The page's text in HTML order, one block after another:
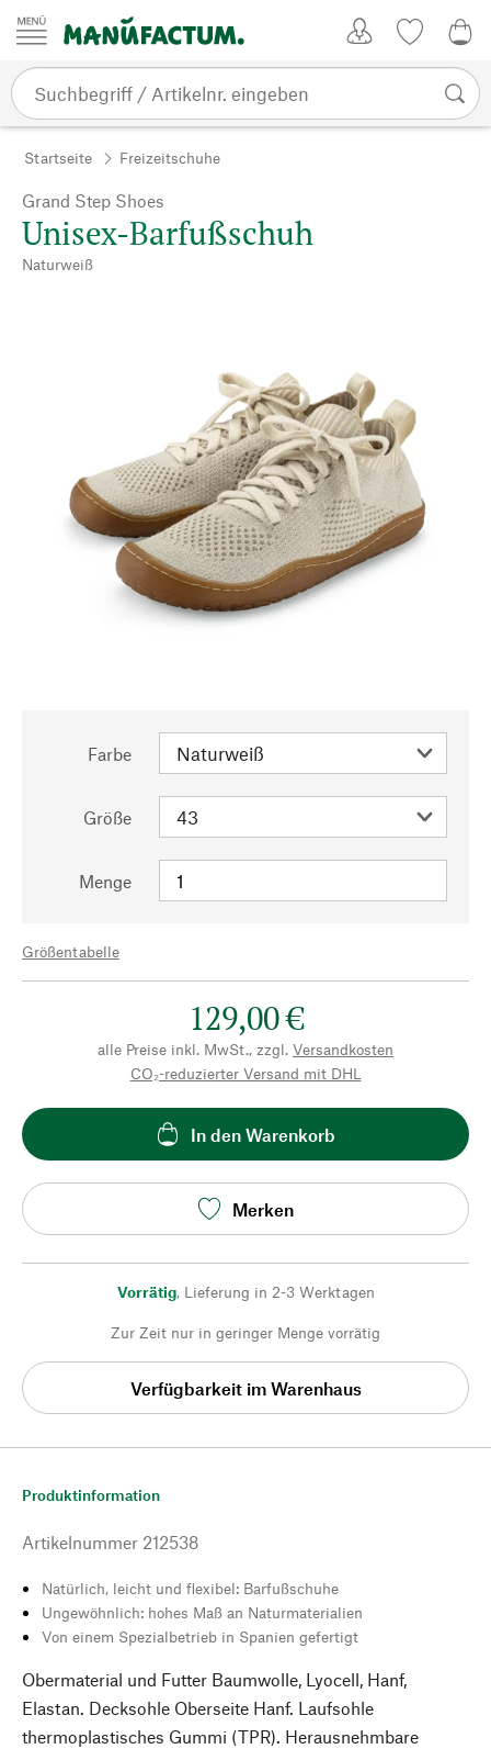
Zum Inhalt springen
Startseite Freizeitschuhe
Grand Step Shoes
Unisex-Barfußschuh
Naturweiß
Farbe
Größe
Menge
Größentabelle
129,00 €
alle Preise inkl. MwSt., zzgl. Versandkosten
CO₂-reduzierter Versand mit DHL
In den Warenkorb
Merken
Vorrätig, Lieferung in 2-3 Werktagen
Zur Zeit nur in geringer Menge vorrätig
Verfügbarkeit im Warenhaus
Produktinformation
Artikelnummer 212538
Natürlich, leicht und flexibel: Barfußschuhe
Ungewöhnlich: hohes Maß an Naturmaterialien
Von einem Spezialbetrieb in Spanien gefertigt
Obermaterial und Futter Baumwolle, Lyocell, Hanf,
Elastan. Decksohle Oberseite Hanf. Laufsohle
thermoplastisches Gummi (TPR). Herausnehmbare